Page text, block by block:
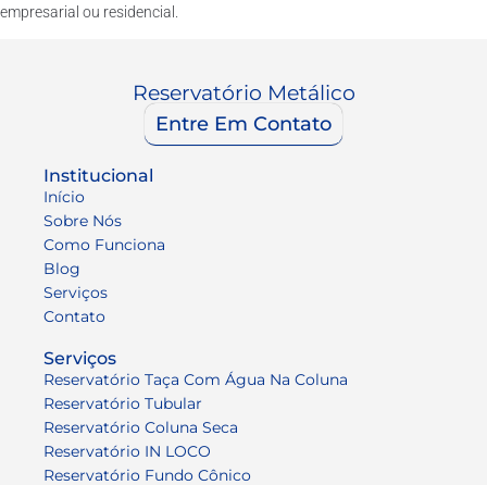
empresarial ou residencial.
Reservatório Metálico
Entre Em Contato
Institucional
Início
Sobre Nós
Como Funciona
Blog
Serviços
Contato
Serviços
Reservatório Taça Com Água Na Coluna
Reservatório Tubular
Reservatório Coluna Seca
Reservatório IN LOCO
Reservatório Fundo Cônico